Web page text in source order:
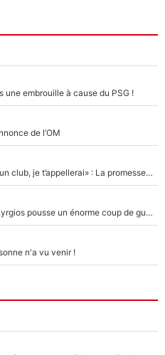
une embrouille à cause du PSG !
de l’OM
Mercato - OM - «Dès que je prends un club, je t’appellerai» : La promesse de Marcelino au moment de claquer la porte
Victime de racisme contre Murray, Kyrgios pousse un énorme coup de gueule !
n'a vu venir !